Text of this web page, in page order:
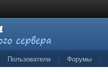
Пользователи Форумы